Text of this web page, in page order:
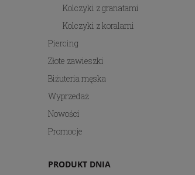
Kolczyki z granatami
Kolczyki z koralami
Piercing
Złote zawieszki
Biżuteria męska
Wyprzedaż
Nowości
Promocje
PRODUKT DNIA